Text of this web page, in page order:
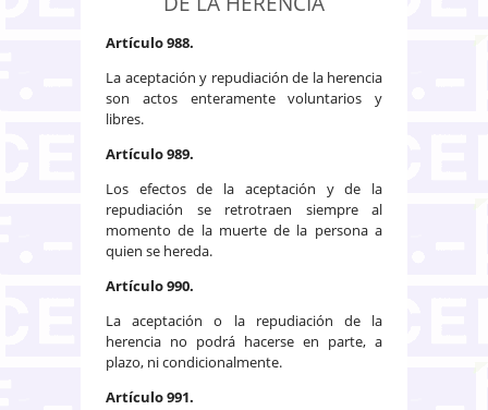
Artículo 988.
La aceptación y repudiación de la herencia
son actos enteramente voluntarios y
libres.
Artículo 989.
Los efectos de la aceptación y de la
repudiación se retrotraen siempre al
momento de la muerte de la persona a
quien se hereda.
Artículo 990.
La aceptación o la repudiación de la
herencia no podrá hacerse en parte, a
plazo, ni condicionalmente.
Artículo 991.